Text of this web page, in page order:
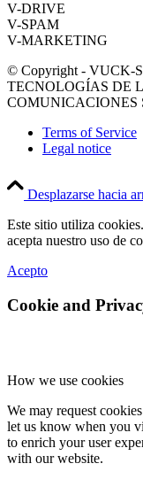
V-DRIVE
V-SPAM
V-MARKETING
© Copyright - VUCK-
TECNOLOGÍAS DE
COMUNICACIONES
Terms of Service
Legal notice
Desplazarse hacia
Este sitio utiliza
acepta nuestro uso de
Acepto
Cookie and
How we use cookies
We may request
let us know when you
to enrich your user
with our website.